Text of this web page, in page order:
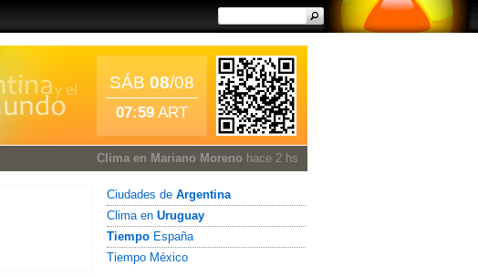
SÁB 08/08
07:59 ART
Clima en Mariano Moreno hace 2 hs
Ciudades de Argentina
Clima en Uruguay
Tiempo España
Tiempo México